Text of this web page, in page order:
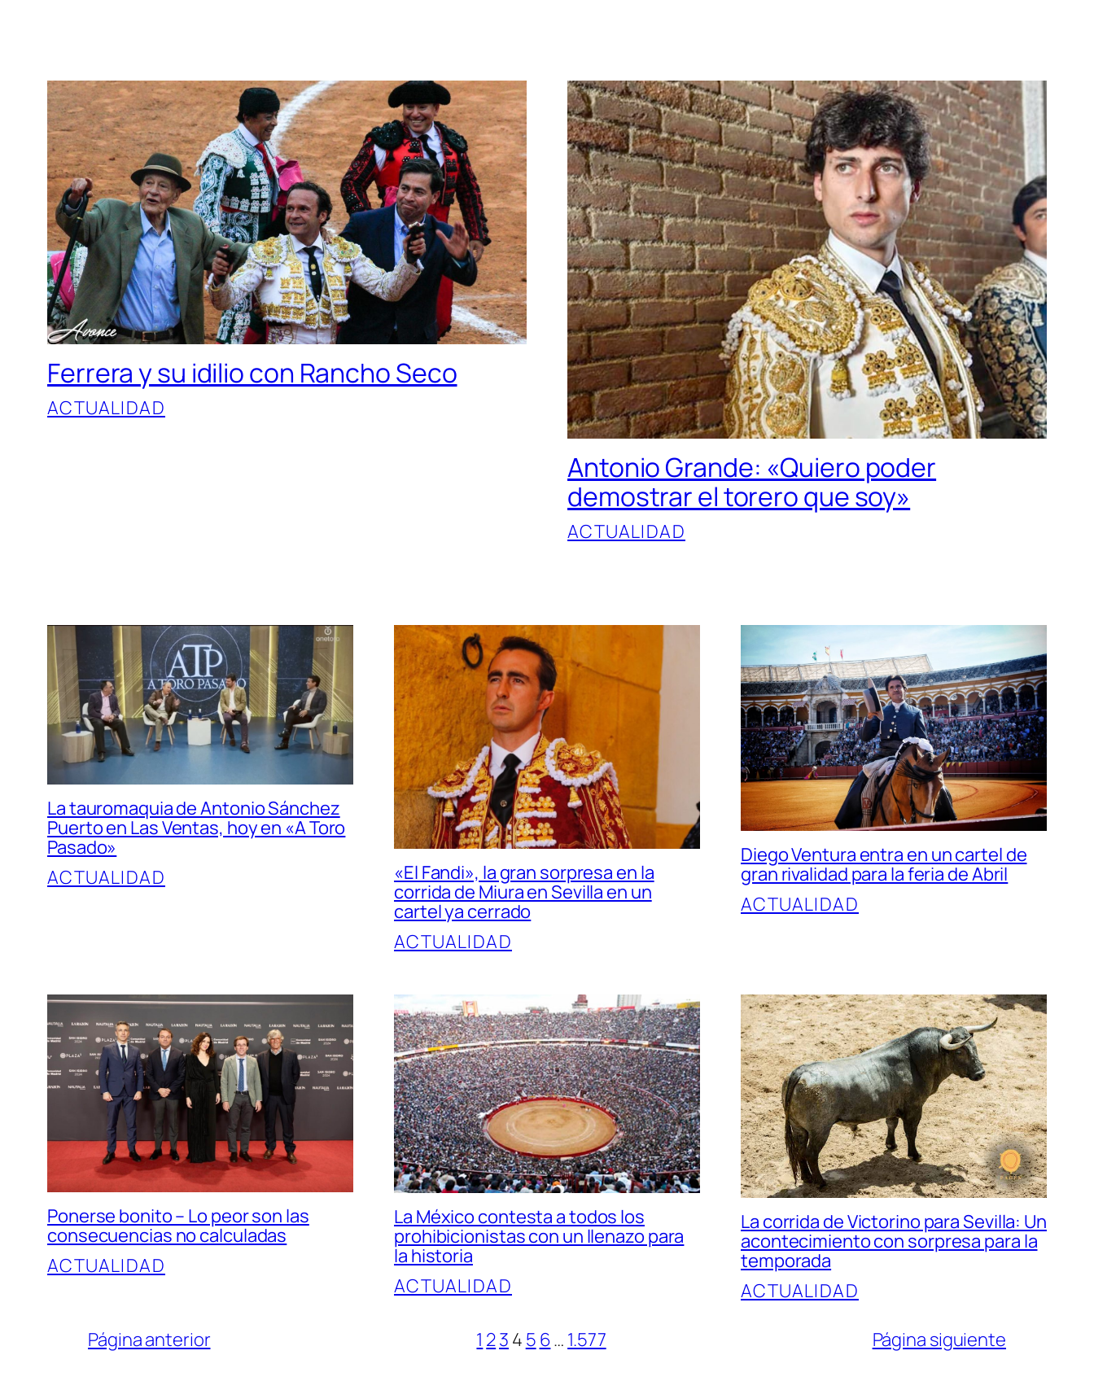
Ferrera y su idilio con Rancho Seco
ACTUALIDAD
Antonio Grande: «Quiero poder
demostrar el torero que soy»
ACTUALIDAD
La tauromaquia de Antonio Sánchez
Puerto en Las Ventas, hoy en «A Toro
Pasado»
ACTUALIDAD
«El Fandi», la gran sorpresa en la
corrida de Miura en Sevilla en un
cartel ya cerrado
ACTUALIDAD
Diego Ventura entra en un cartel de
gran rivalidad para la feria de Abril
ACTUALIDAD
Ponerse bonito – Lo peor son las
consecuencias no calculadas
ACTUALIDAD
La México contesta a todos los
prohibicionistas con un llenazo para
la historia
ACTUALIDAD
La corrida de Victorino para Sevilla: Un
acontecimiento con sorpresa para la
temporada
ACTUALIDAD
Página anterior
1 23 4 5 6… 1.577 Página siguiente